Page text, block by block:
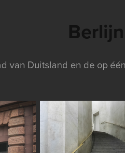
Berlijn
van Duitsland en de op